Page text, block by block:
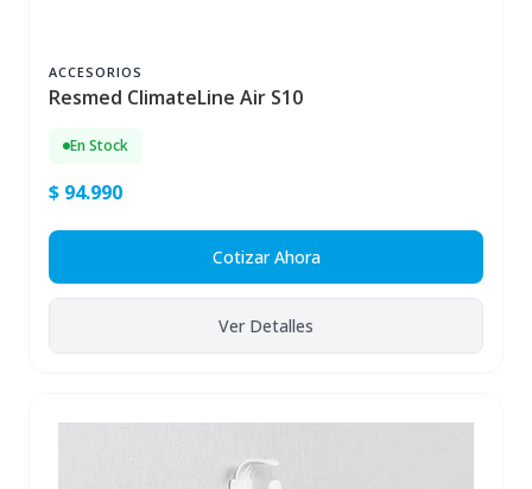
ACCESORIOS
Resmed ClimateLine Air S10
En Stock
$ 94.990
Cotizar Ahora
Ver Detalles